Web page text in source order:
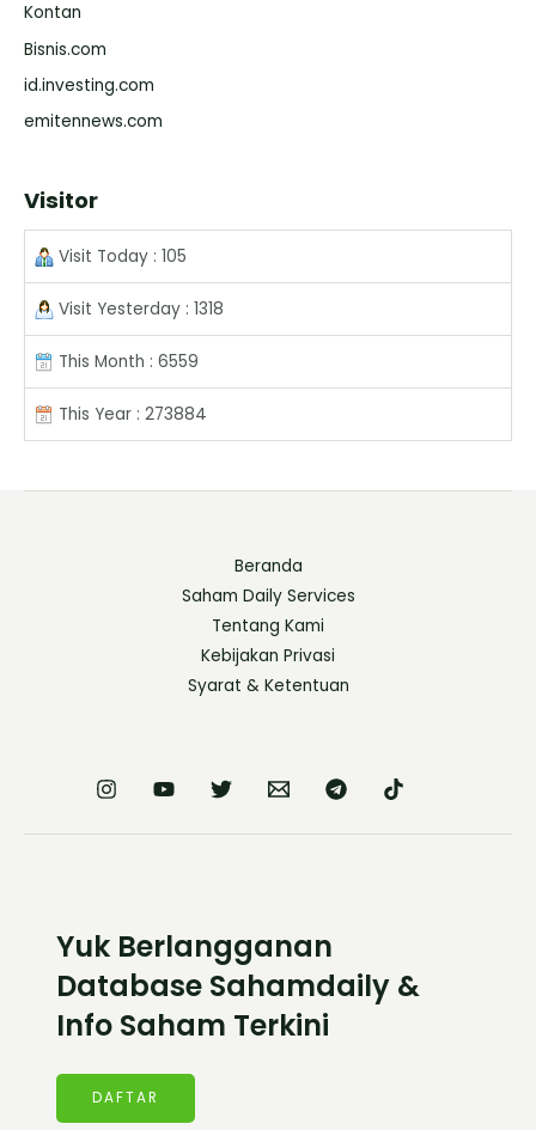
Kontan
Bisnis.com
id.investing.com
emitennews.com
Visitor
Visit Today : 105
Visit Yesterday : 1318
This Month : 6559
This Year : 273884
Beranda
Saham Daily Services
Tentang Kami
Kebijakan Privasi
Syarat & Ketentuan
Yuk Berlangganan
Database Sahamdaily &
Info Saham Terkini
DAFTAR